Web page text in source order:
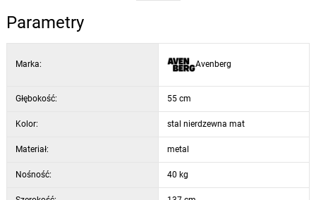
grillowych
Parametry
Marka: Avenberg
Głębokość: 55 cm
Kolor: stal nierdzewna mat
Materiał: metal
Nośność: 40 kg